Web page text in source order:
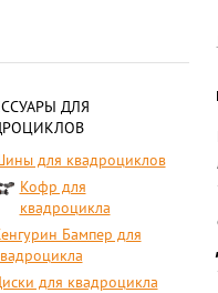
ДЛЯ
для квадроциклов
Кофр для
квадроцикла
Бампер для
для квадроцикла